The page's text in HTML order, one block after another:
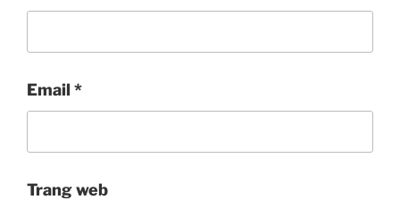
Email *
Trang web